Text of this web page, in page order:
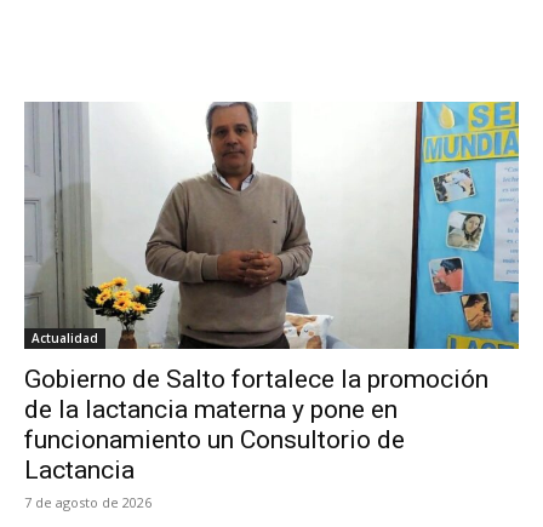
Actualidad
Gobierno de Salto fortalece la promoción
de la lactancia materna y pone en
funcionamiento un Consultorio de
Lactancia
7 de agosto de 2026